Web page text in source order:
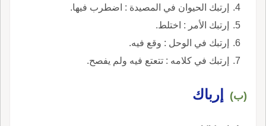
إرتبك الحيوان في المصيدة : اضطرب فيها.
إرتبك الأمر : اختلط.
إرتبك في الوحل : وقع فيه.
إرتبك في كلامه : تتعتع فيه ولم يفصح.
(ب) إرباك